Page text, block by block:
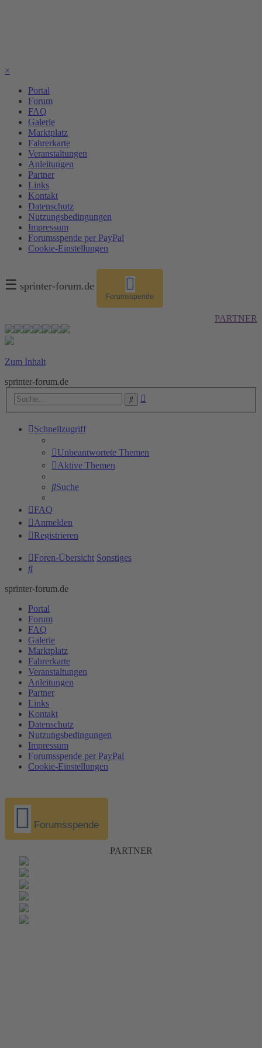
×
Portal
Forum
FAQ
Galerie
Marktplatz
Fahrerkarte
Veranstaltungen
Anleitungen
Partner
Links
Kontakt
Datenschutz
Nutzungsbedingungen
Impressum
Forumsspende per PayPal
Cookie-Einstellungen
☰ sprinter-forum.de
Forumsspende
PARTNER
Zum Inhalt
sprinter-forum.de
Suche
Schnellzugriff
Unbeantwortete Themen
Aktive Themen
Suche
FAQ
Anmelden
Registrieren
Foren-Übersicht Sonstiges
Suche
sprinter-forum.de
Portal
Forum
FAQ
Galerie
Marktplatz
Fahrerkarte
Veranstaltungen
Anleitungen
Partner
Links
Kontakt
Datenschutz
Nutzungsbedingungen
Impressum
Forumsspende per PayPal
Cookie-Einstellungen
Forumsspende
PARTNER